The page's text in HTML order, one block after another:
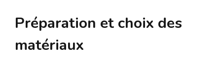
Préparation et choix des
matériaux